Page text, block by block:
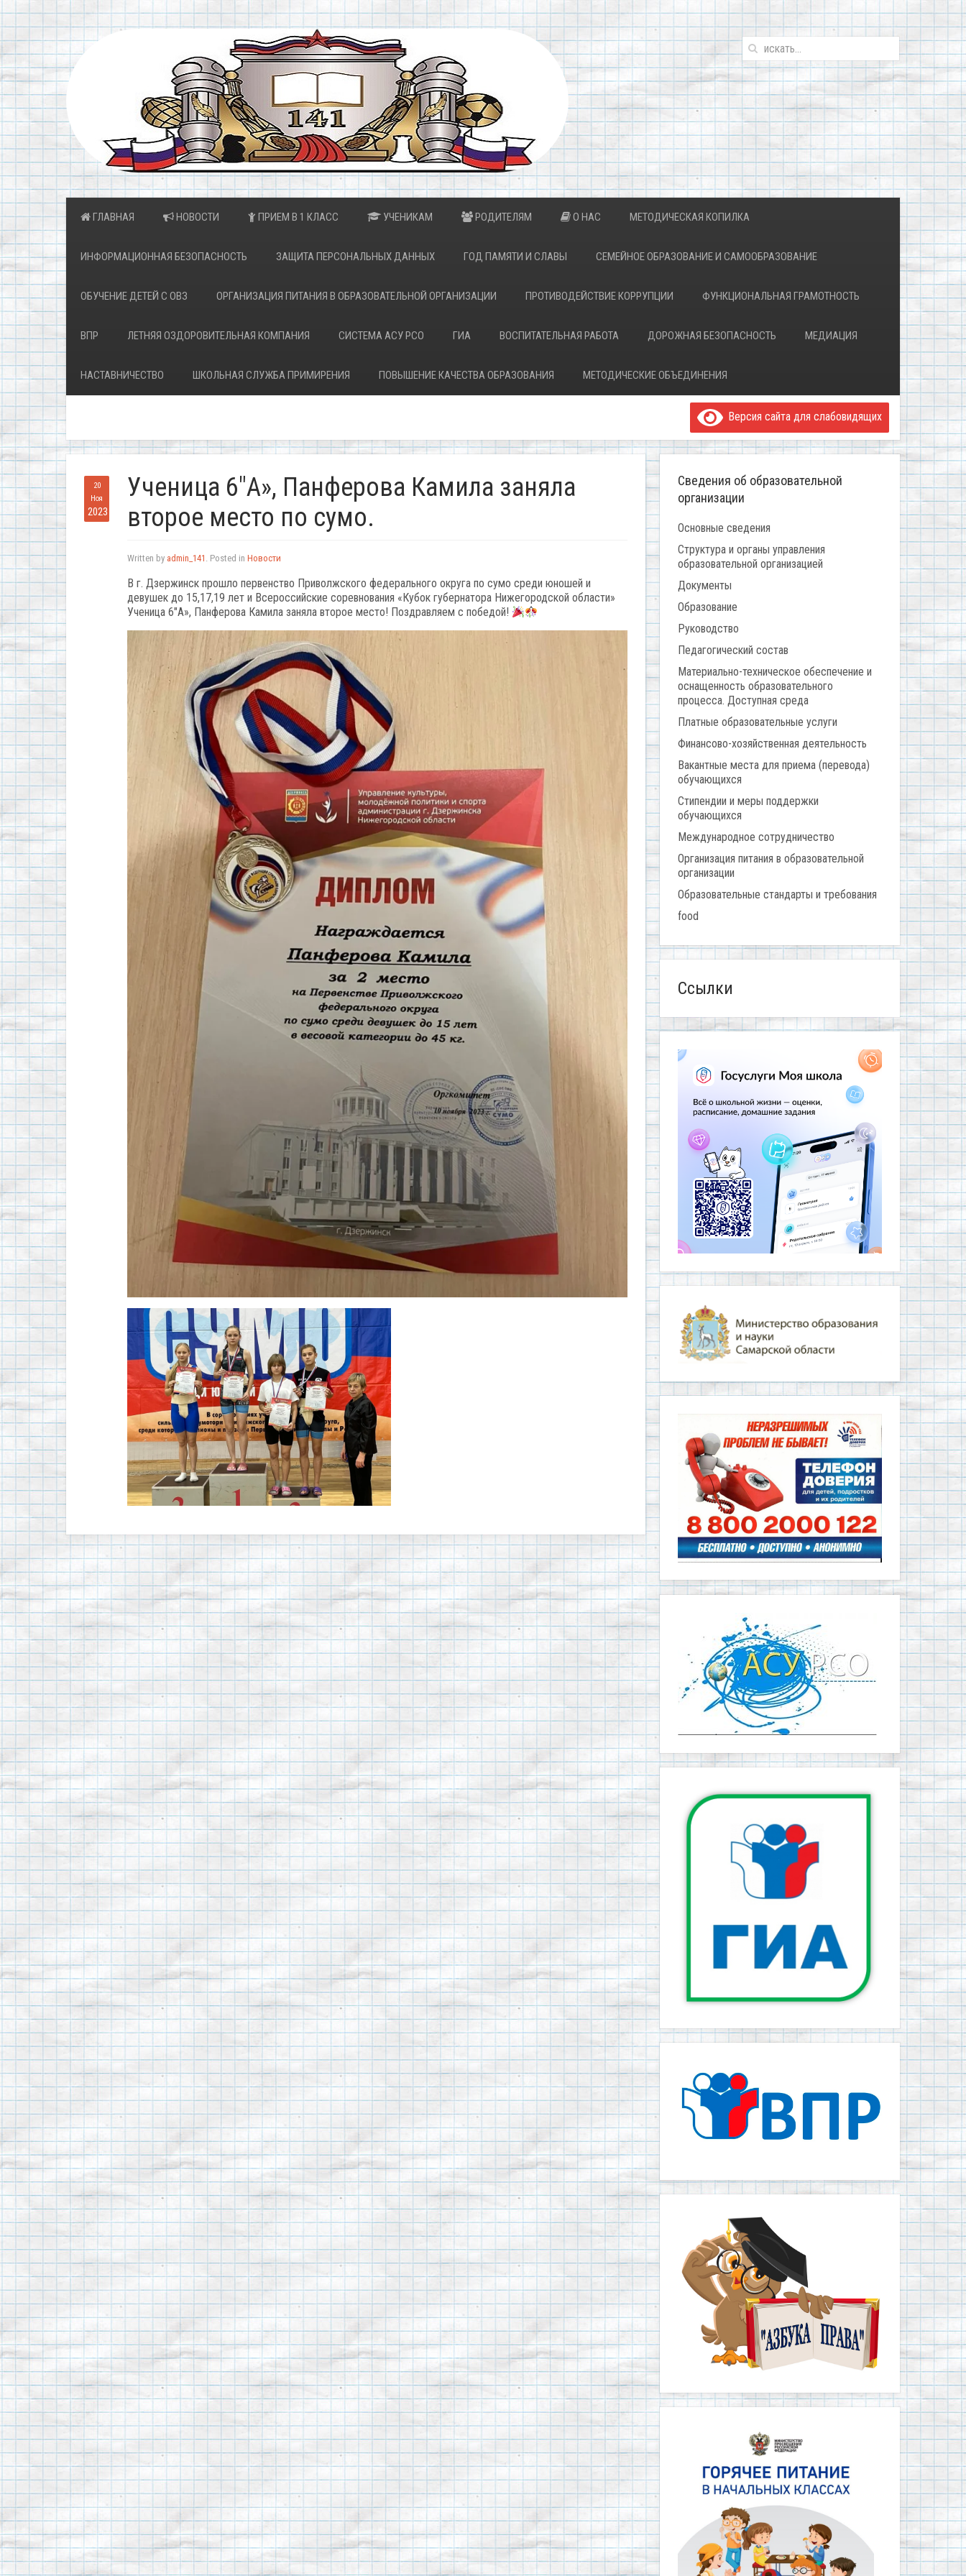
ГЛАВНАЯ НОВОСТИ ПРИЕМ В 1 КЛАСС УЧЕНИКАМ РОДИТЕЛЯМ О НАС МЕТОДИЧЕСКАЯ КОПИЛКА
ИНФОРМАЦИОННАЯ БЕЗОПАСНОСТЬ ЗАЩИТА ПЕРСОНАЛЬНЫХ ДАННЫХ ГОД ПАМЯТИ И СЛАВЫ СЕМЕЙНОЕ ОБРАЗОВАНИЕ И САМООБРАЗОВАНИЕ
ОБУЧЕНИЕ ДЕТЕЙ С ОВЗ ОРГАНИЗАЦИЯ ПИТАНИЯ В ОБРАЗОВАТЕЛЬНОЙ ОРГАНИЗАЦИИ ПРОТИВОДЕЙСТВИЕ КОРРУПЦИИ ФУНКЦИОНАЛЬНАЯ ГРАМОТНОСТЬ
ВПР ЛЕТНЯЯ ОЗДОРОВИТЕЛЬНАЯ КОМПАНИЯ СИСТЕМА АСУ РСО ГИА ВОСПИТАТЕЛЬНАЯ РАБОТА ДОРОЖНАЯ БЕЗОПАСНОСТЬ МЕДИАЦИЯ
НАСТАВНИЧЕСТВО ШКОЛЬНАЯ СЛУЖБА ПРИМИРЕНИЯ ПОВЫШЕНИЕ КАЧЕСТВА ОБРАЗОВАНИЯ МЕТОДИЧЕСКИЕ ОБЪЕДИНЕНИЯ
Версия сайта для слабовидящих
20
Ноя
2023
Ученица 6″А», Панферова Камила заняла
второе место по сумо.
Written by admin_141 . Posted in Новости
В г. Дзержинск прошло первенство Приволжского федерального округа по сумо среди юношей и
девушек до 15,17,19 лет и Всероссийские соревнования «Кубок губернатора Нижегородской области»
Ученица 6″А», Панферова Камила заняла второе место! Поздравляем с победой!
Сведения об образовательной
организации
Основные сведения
Структура и органы управления
образовательной организацией
Документы
Образование
Руководство
Педагогический состав
Материально-техническое обеспечение и
оснащенность образовательного
процесса. Доступная среда
Платные образовательные услуги
Финансово-хозяйственная деятельность
Вакантные места для приема (перевода)
обучающихся
Стипендии и меры поддержки
обучающихся
Международное сотрудничество
Организация питания в образовательной
организации
Образовательные стандарты и требования
food
Ссылки